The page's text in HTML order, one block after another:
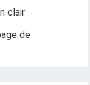
clair
de